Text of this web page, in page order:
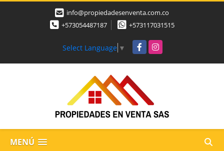
info@propiedadesenventa.com.co
+573054487187
+573117031515
Select Language ▼ FacebookInstagram
MENÚ